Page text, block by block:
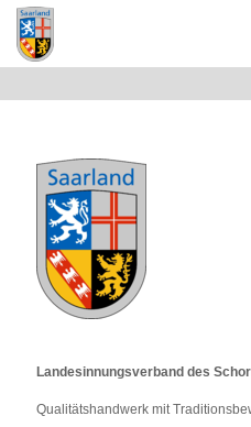
Landesinnungsverband des
Qualitätshandwerk mit